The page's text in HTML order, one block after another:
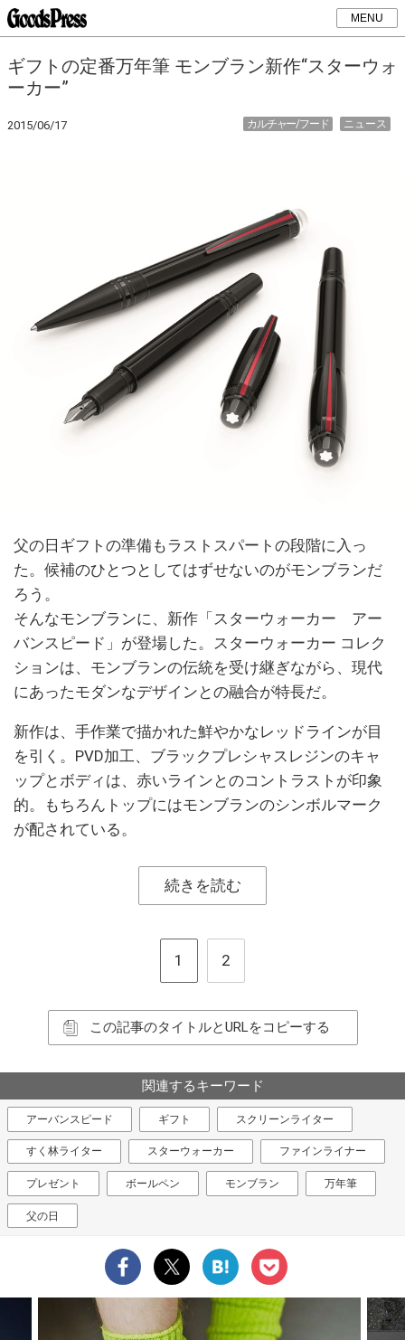
MENU
ギフトの定番万年筆 モンブラン新作“スターウォ
ーカー”
2015/06/17 ニュース
カルチャー/フード
父の日ギフトの準備もラストスパートの段階に入っ
た。候補のひとつとしてはずせないのがモンブランだ
ろう。
そんなモンブランに、新作「スターウォーカー アー
バンスピード」が登場した。スターウォーカー コレク
ションは、モンブランの伝統を受け継ぎながら、現代
にあったモダンなデザインとの融合が特長だ。
新作は、手作業で描かれた鮮やかなレッドラインが目
を引く。PVD加工、ブラックプレシャスレジンのキャ
ップとボディは、赤いラインとのコントラストが印象
的。もちろんトップにはモンブランのシンボルマーク
が配されている。
続きを読む
1 2
この記事のタイトルとURLをコピーする
関連するキーワード
アーバンスピード ギフト スクリーンライター
すく林ライター スターウォーカー ファインライナー
プレゼント ボールペン モンブラン 万年筆
父の日